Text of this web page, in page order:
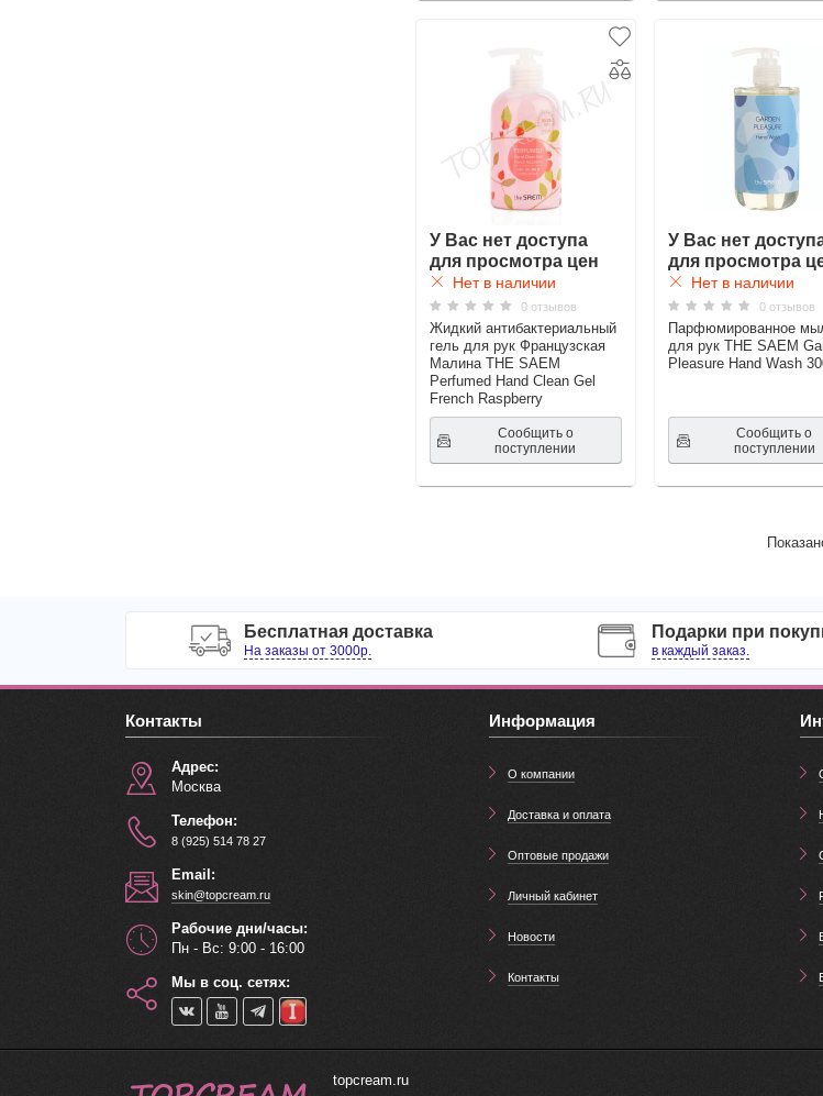
У Вас нет доступа
для просмотра цен
Нет в наличии
0 отзывов
Жидкий антибактериальный
гель для рук Французская
Малина THE SAEM
Perfumed Hand Clean Gel
French Raspberry
Сообщить о
поступлении
У Вас нет
для просмотра
Нет в наличии
0 отзывов
Парфюмированное
для рук THE SAEM
Pleasure Hand Wash
Сообщить о
поступлении
Бесплатная доставка
На заказы от 3000р.
Подарки при
в каждый заказ.
Контакты
Адрес:
Москва
Телефон:
8 (925) 514 78 27
Email:
skin@topcream.ru
Рабочие дни/часы:
Пн - Вс: 9:00 - 16:00
Мы в соц. сетях:
Информация
О компании
Доставка и оплата
Оптовые продажи
Личный кабинет
Новости
Контакты
topcream.ru